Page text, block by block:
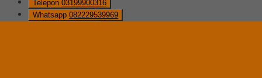
Telepon 03199900316
Whatsapp 082229539969